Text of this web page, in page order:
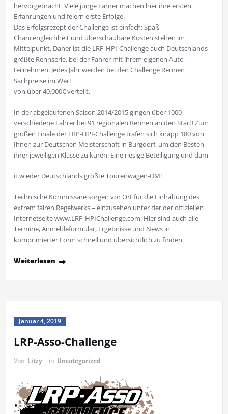
hervorgebracht. Viele junge Fahrer machen hier ihre ersten
Erfahrungen und feiern erste Erfolge.
Das Erfolgsrezept der Challenge ist einfach: Spaß,
Chancengleichheit und überschaubare Kosten stehen im
Mittelpunkt. Daher ist die LRP-HPI-Challenge auch Deutschlands
größte Rennserie, bei der Fahrer mit ihrem eigenen Auto
teilnehmen. Jedes Jahr werden bei den Challenge Rennen
Sachpreise im Wert
von über 40.000€ verteilt.
In der abgelaufenen Saison 2014/2015 gingen über 1000
verschiedene Fahrer bei 91 regionalen Rennen an den Start! Zum
großen Finale der LRP-HPI-Challenge trafen sich knapp 180 von
Ihnen zur Deutschen Meisterschaft in Burgdorf, um den Besten
ihrer jeweiligen Klasse zu küren. Eine riesige Beteiligung und dam
it wieder Deutschlands größte Tourenwagen-DM!
Technische Kommissare sorgen vor Ort für die Einhaltung des
extrem fairen Regelwerks – einzusehen unter der der offiziellen
Internetseite www.LRP-HPIChallenge.com. Hier sind auch alle
Termine, Anmeldeformular, Ergebnisse und News in
komprimierter Form schnell und übersichtlich zu finden.
Weiterlesen
Januar 4, 2019
LRP-Asso-Challenge
Von Litzy in Uncategorized